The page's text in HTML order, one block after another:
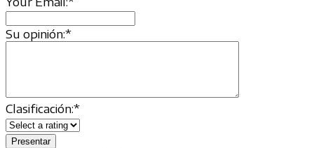
Su opinión:*
Clasificación:*